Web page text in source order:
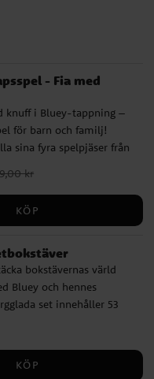
- Fia med
knuff i Bluey-tappning –
för barn och familj!
sina fyra spelpjäser från
motspelarna. Spelet är
innehåller spelplan, 16
en tärning och
aktivitet för hela
från 3 år.
:149,00 kr
kr
KÖP
bokstävernas värld
Bluey och hennes
set innehåller 53
alfabetet samt 17
Alla delar är
KÖP